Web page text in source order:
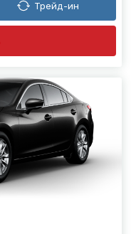
Трейд-ин